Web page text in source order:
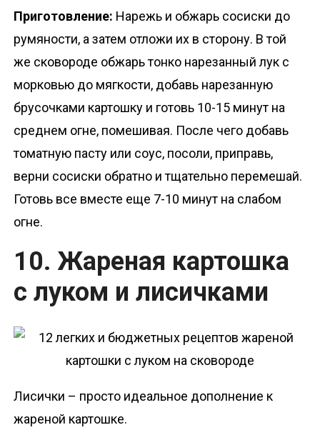
Приготовление: Нарежь и обжарь сосиски до
румяности, а затем отложи их в сторону. В той
же сковороде обжарь тонко нарезанный лук с
морковью до мягкости, добавь нарезанную
брусочками картошку и готовь 10-15 минут на
среднем огне, помешивая. После чего добавь
томатную пасту или соус, посоли, приправь,
верни сосиски обратно и тщательно перемешай.
Готовь все вместе еще 7-10 минут на слабом
огне.
10. Жареная картошка
с луком и лисичками
Лисички – просто идеальное дополнение к
жареной картошке.